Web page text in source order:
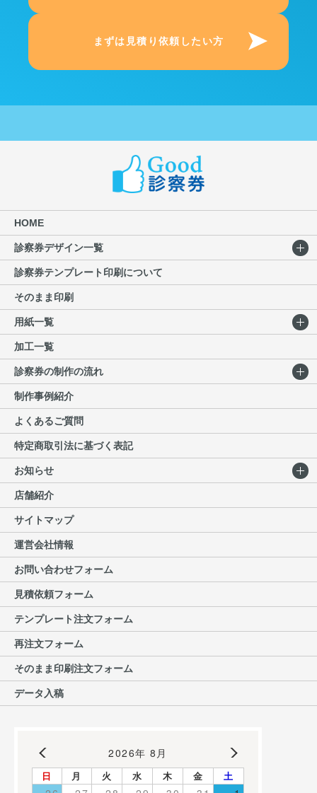
まずは見積り依頼したい方
HOME
診察券デザイン一覧
診察券テンプレート印刷について
そのまま印刷
用紙一覧
加工一覧
診察券の制作の流れ
制作事例紹介
よくあるご質問
特定商取引法に基づく表記
お知らせ
店舗紹介
サイトマップ
運営会社情報
お問い合わせフォーム
見積依頼フォーム
テンプレート注文フォーム
再注文フォーム
そのまま印刷注文フォーム
データ入稿
2026年 8月
日 月 火 水 木 金 土